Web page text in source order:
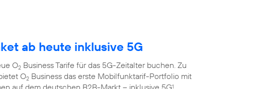
ab heute inklusive 5G
O2 Business Tarife für das 5G-Zeitalter buchen. Zu
O2 Business das erste Mobilfunktarif-Portfolio mit
auf dem deutschen B2B-Markt – inklusive 5G1